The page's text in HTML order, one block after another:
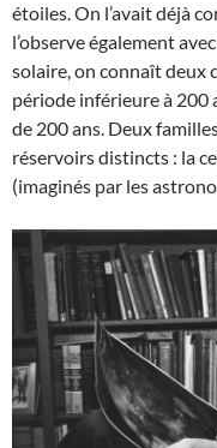
étoiles. On l’avait déjà
l’observe également
solaire, on connaît deux
période inférieure à 200
de 200 ans. Deux
réservoirs distincts : la
(imaginés par les